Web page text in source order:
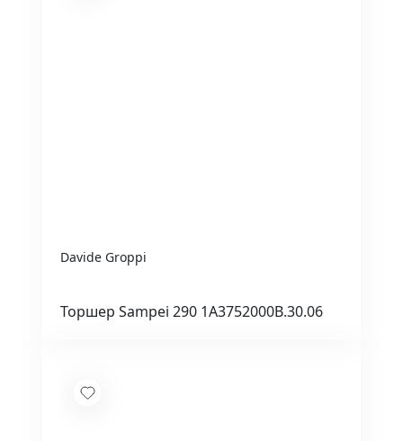
Davide Groppi
Торшер Sampei 290 1A3752000B.30.06